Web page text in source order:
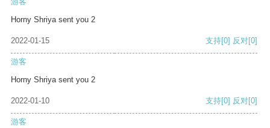
Horny Shriya sent you 2
2022-01-15 支持[0] 反对[0]
游客
Horny Shriya sent you 2
2022-01-10 支持[0] 反对[0]
游客